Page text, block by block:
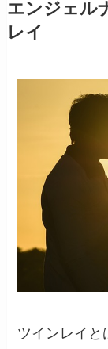
エンジェル
レイ
ツインレイと